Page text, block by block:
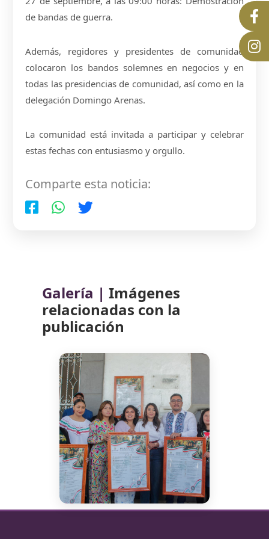
de bandas de guerra.
Además, regidores y presidentes de comunidad
colocaron los bandos solemnes en negocios y en
todas las presidencias de comunidad, así como en la
delegación Domingo Arenas.
La comunidad está invitada a participar y celebrar
estas fechas con entusiasmo y orgullo.
Comparte esta noticia:
Galería | Imágenes
relacionadas con la
publicación